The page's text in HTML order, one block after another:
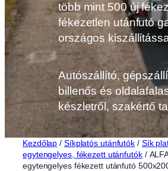
több mint 500 új
fékezetlen utánfutó
országos
Autószállító,
billenős és
készletről, szakértő
Kezdőlap / Síkplatós utánfutók / Sík
egytengelyes, fékezett utánfutók/
egytengelyes fékezett utánfutó